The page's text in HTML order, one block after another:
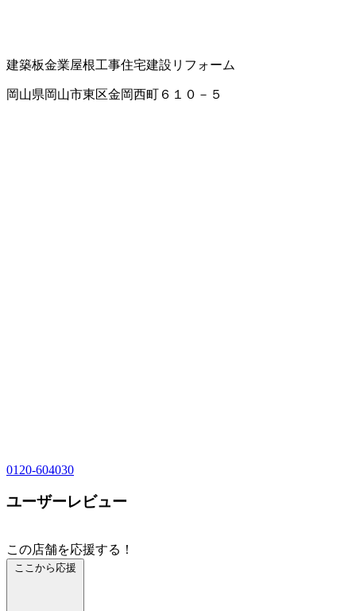
建築板金業屋根工事住宅建設 リフォーム
岡山県岡山市東区金岡西町６１０－５
0120-604030
ユーザーレビュー
この店舗を応援する！
ここから応援